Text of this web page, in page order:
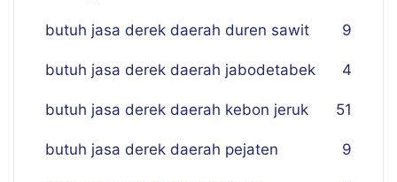
butuh jasa derek daerah duren sawit 9
butuh jasa derek daerah jabodetabek 4
butuh jasa derek daerah kebon jeruk 51
butuh jasa derek daerah pejaten 9